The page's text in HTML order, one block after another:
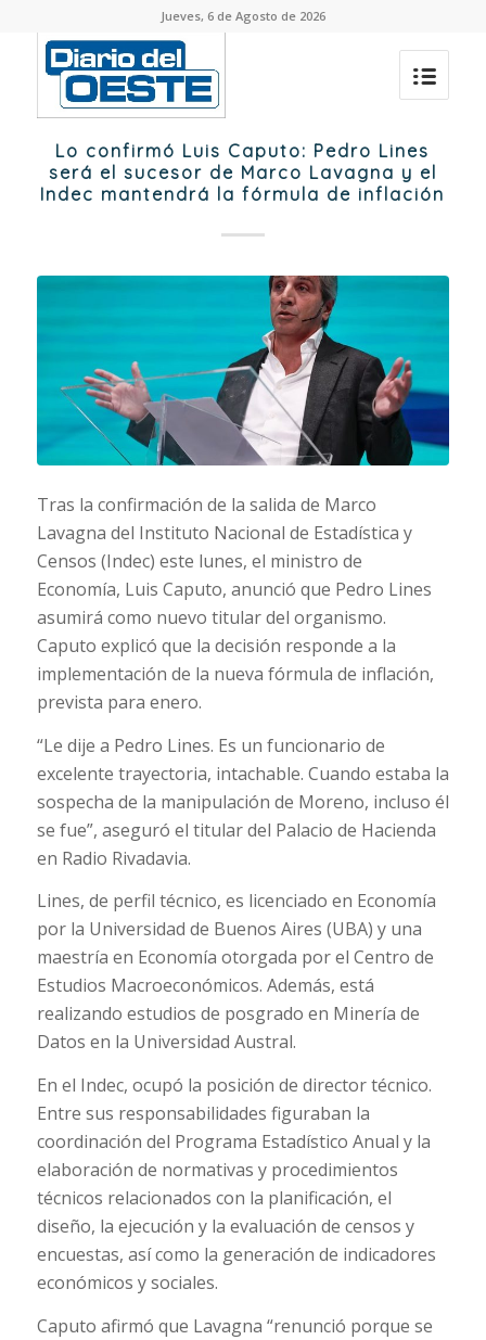
Jueves, 6 de Agosto de 2026
Lo confirmó Luis Caputo: Pedro Lines
será el sucesor de Marco Lavagna y el
Indec mantendrá la fórmula de inflación
Tras la confirmación de la salida de Marco
Lavagna del Instituto Nacional de Estadística y
Censos (Indec) este lunes, el ministro de
Economía, Luis Caputo, anunció que Pedro Lines
asumirá como nuevo titular del organismo.
Caputo explicó que la decisión responde a la
implementación de la nueva fórmula de inflación,
prevista para enero.
“Le dije a Pedro Lines. Es un funcionario de
excelente trayectoria, intachable. Cuando estaba la
sospecha de la manipulación de Moreno, incluso él
se fue”, aseguró el titular del Palacio de Hacienda
en Radio Rivadavia.
Lines, de perfil técnico, es licenciado en Economía
por la Universidad de Buenos Aires (UBA) y una
maestría en Economía otorgada por el Centro de
Estudios Macroeconómicos. Además, está
realizando estudios de posgrado en Minería de
Datos en la Universidad Austral.
En el Indec, ocupó la posición de director técnico.
Entre sus responsabilidades figuraban la
coordinación del Programa Estadístico Anual y la
elaboración de normativas y procedimientos
técnicos relacionados con la planificación, el
diseño, la ejecución y la evaluación de censos y
encuestas, así como la generación de indicadores
económicos y sociales.
Caputo afirmó que Lavagna “renunció porque se